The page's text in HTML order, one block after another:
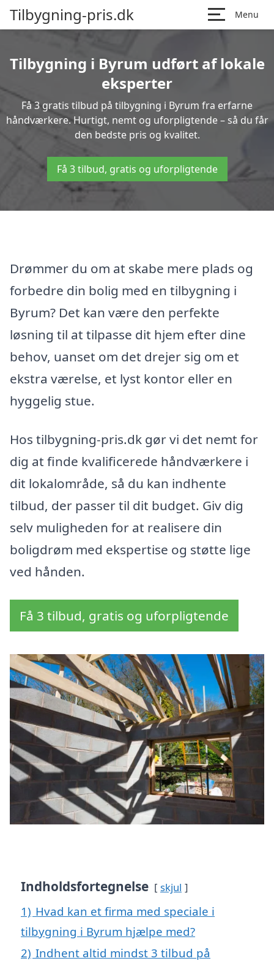
Tilbygning-pris.dk Menu
Tilbygning i Byrum udført af lokale
eksperter
Få 3 gratis tilbud på tilbygning i Byrum fra erfarne
håndværkere. Hurtigt, nemt og uforpligtende – så du får
den bedste pris og kvalitet.
Få 3 tilbud, gratis og uforpligtende
Drømmer du om at skabe mere plads og
forbedre din bolig med en tilbygning i
Byrum? Det kan være den perfekte
løsning til at tilpasse dit hjem efter dine
behov, uanset om det drejer sig om et
ekstra værelse, et lyst kontor eller en
hyggelig stue.
Hos tilbygning-pris.dk gør vi det nemt for
dig at finde kvalificerede håndværkere i
dit lokalområde, så du kan indhente
tilbud, der passer til dit budget. Giv dig
selv muligheden for at realisere din
boligdrøm med ekspertise og støtte lige
ved hånden.
Få 3 tilbud, gratis og uforpligtende
Indholdsfortegnelse skjul
1) Hvad kan et firma med speciale i
tilbygning i Byrum hjælpe med?
2) Indhent altid mindst 3 tilbud på